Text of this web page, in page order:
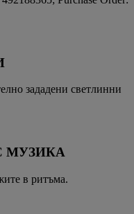
зададени светлинни
МУЗИКА
в ритъма.